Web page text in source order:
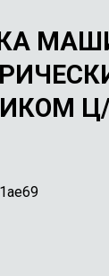
Ц/